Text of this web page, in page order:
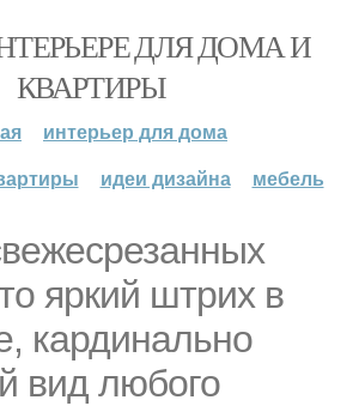
ДЛЯ ДОМА И
КВАРТИРЫ
интерьер для дома
идеи дизайна мебель
яркий штрих в
кардинально
вид любого